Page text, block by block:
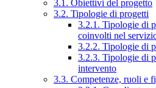
3.1. Obiettivi del progetto
3.2. Tipologie di progetti
3.2.1. Tipologie di
coinvolti nel
3.2.2. Tipologie di
3.2.3. Tipologie di
intervento
3.3. Competenze, ruoli e